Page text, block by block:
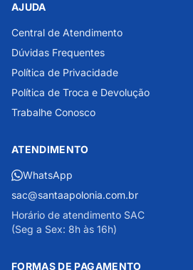
AJUDA
Central de Atendimento
Dúvidas Frequentes
Política de Privacidade
Política de Troca e Devolução
Trabalhe Conosco
ATENDIMENTO
WhatsApp
sac@santaapolonia.com.br
Horário de atendimento SAC
(Seg a Sex: 8h às 16h)
FORMAS DE PAGAMENTO